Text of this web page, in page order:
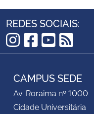
REDES SOCIAIS:
Instagram
RSS
CAMPUS SEDE
Av. Roraima nº 1000
Cidade Universitária